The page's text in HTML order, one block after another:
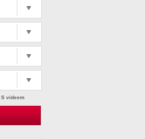
S videem